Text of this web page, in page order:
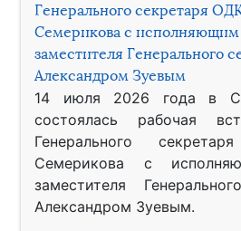
Генерального секретаря
Семерикова с исполняющим
заместителя Генерального
Александром Зуевым
14 июля 2026 года в
состоялась рабочая
Генерального
Семерикова с
заместителя
Александром Зуевым.